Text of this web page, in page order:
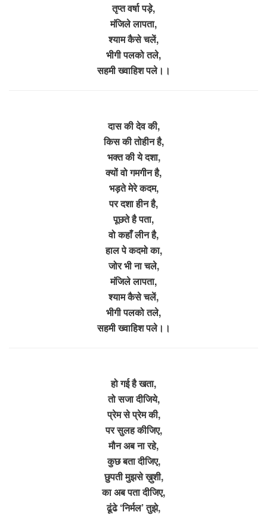
तृप्त वर्षा पड़े,
मंजिले लापता,
श्याम कैसे चलें,
भीगी पलको तले,
सहमी ख्वाहिश पले।।
दास की देव की,
किस की तोहीन है,
भक्त की ये दशा,
क्यों वो गमगीन है,
भड़ते मेरे कदम,
पर दशा हीन है,
पूछते है पता,
वो कहाँ लीन है,
हाल पे कदमो का,
जोर भी ना चले,
मंजिले लापता,
श्याम कैसे चलें,
भीगी पलको तले,
सहमी ख्वाहिश पले।।
हो गई है खता,
तो सजा दीजिये,
प्रेम से प्रेम की,
पर सुलह कीजिए,
मौन अब ना रहे,
कुछ बता दीजिए,
छुपती मुझसे ख़ुशी,
का अब पता दीजिए,
ढूंढे ‘निर्मल’ तुझे,